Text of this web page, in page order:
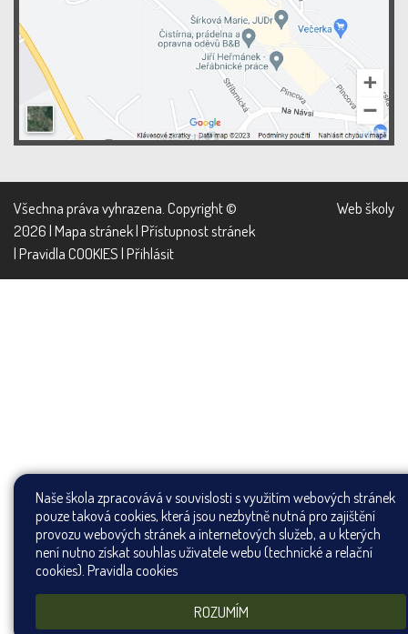
Všechna práva vyhrazena. Copyright ©
2026 |Mapa stránek|Přístupnost stránek
|Pravidla COOKIES|Přihlásit
Web školy
Naše škola zpracovává v souvislosti s využitím webových stránek
pouze taková cookies, která jsou nezbytně nutná pro zajištění
provozu webových stránek a internetových služeb, a u kterých
není nutno získat souhlas uživatele webu (technické a relační
cookies). Pravidla cookies
ROZUMÍM